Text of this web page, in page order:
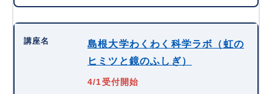
島根大学わくわく科学ラボ（虹の
ヒミツと鏡のふしぎ）
4/1受付開始